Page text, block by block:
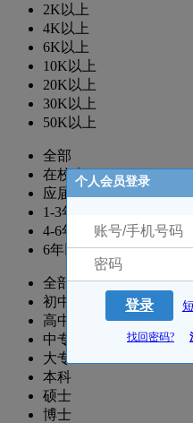
2K以上
4K以上
6K以上
10K以上
20K以上
30K以上
50K以上
全部
在校生
应届生
1-3年
4-6年
6年以上
全部
初中
高中
中专
大专
本科
硕士
博士
个人会员登录
登录
找回密码?